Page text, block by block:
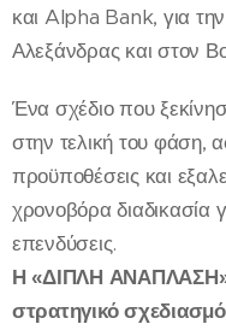
και Alpha Bank, για
Αλεξάνδρας και στον
Ένα σχέδιο που
στην τελική του φάση,
προϋποθέσεις και
χρονοβόρα διαδικασία
επενδύσεις.
Η «ΔΙΠΛΗ ΑΝΑΠΛΑΣΗ»
στρατηγικό